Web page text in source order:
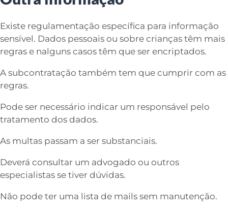
Existe regulamentação específica para informação
sensível. Dados pessoais ou sobre crianças têm mais
regras e nalguns casos têm que ser encriptados.
A subcontratação também tem que cumprir com as
regras.
Pode ser necessário indicar um responsável pelo
tratamento dos dados.
As multas passam a ser substanciais.
Deverá consultar um advogado ou outros
especialistas se tiver dúvidas.
Não pode ter uma lista de mails sem manutenção.